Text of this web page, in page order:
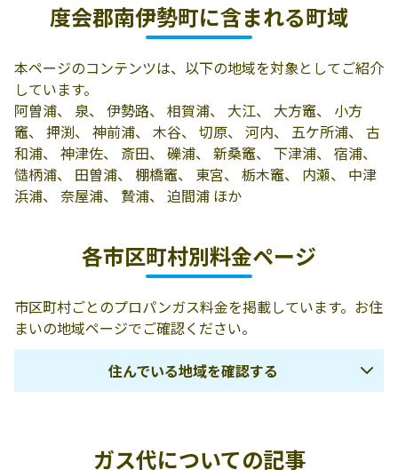
南伊勢町五ｹ浦
3914
中村商店
290-0207 度会郡
381-80
0596-76-1203
青木商店
360-0215 度会郡
南伊勢町田曽浦
4002
0599-69-2063
慥柄浦5-4
相賀浦190-1
岸商店
度会郡南伊勢町
阿曽浦251-20
0596-72-1223
ミオキ電化設備
度会郡南伊勢町
0599-66-0073
度会郡南伊勢町に含まれる町域
本ページのコンテンツは、以下の地域を対象としてご紹介
しています。
阿曽浦、 泉、 伊勢路、 相賀浦、 大江、 大方竈、 小方
竈、 押渕、 神前浦、 木谷、 切原、 河内、 五ケ所浦、 古
和浦、 神津佐、 斎田、 礫浦、 新桑竈、 下津浦、 宿浦、
慥柄浦、 田曽浦、 棚橋竈、 東宮、 栃木竈、 内瀬、 中津
浜浦、 奈屋浦、 贄浦、 迫間浦 ほか
各市区町村別料金ページ
市区町村ごとのプロパンガス料金を掲載しています。お住
まいの地域ページでご確認ください。
住んでいる地域を確認する
亀山市 桑名郡木曽岬町
ガス代についての記事